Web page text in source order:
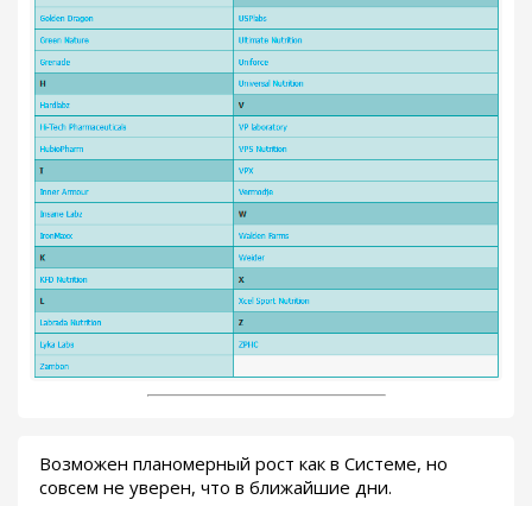
Возможен планомерный рост как в Системе, но
совсем не уверен, что в ближайшие дни.